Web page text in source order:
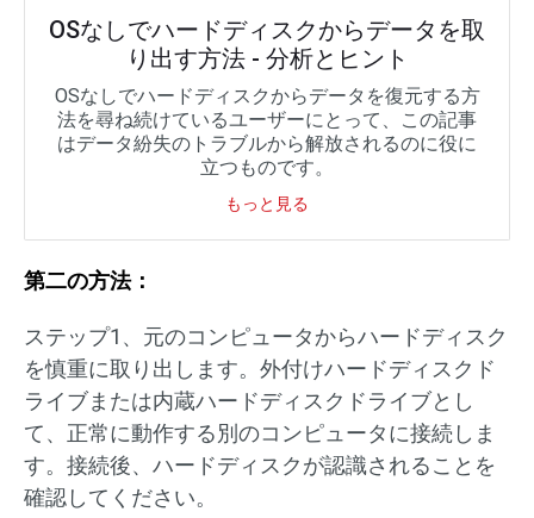
OSなしでハードディスクからデータを取
り出す方法 - 分析とヒント
OSなしでハードディスクからデータを復元する方
法を尋ね続けているユーザーにとって、この記事
はデータ紛失のトラブルから解放されるのに役に
立つものです。
もっと見る
第二の方法：
ステップ1、元のコンピュータからハードディスク
を慎重に取り出します。外付けハードディスクド
ライブまたは内蔵ハードディスクドライブとし
て、正常に動作する別のコンピュータに接続しま
す。接続後、ハードディスクが認識されることを
確認してください。